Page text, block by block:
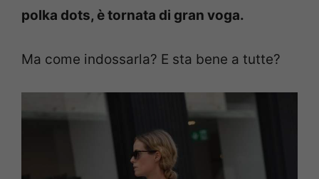
polka dots, è tornata di gran voga.
Ma come indossarla? E sta bene a tutte?